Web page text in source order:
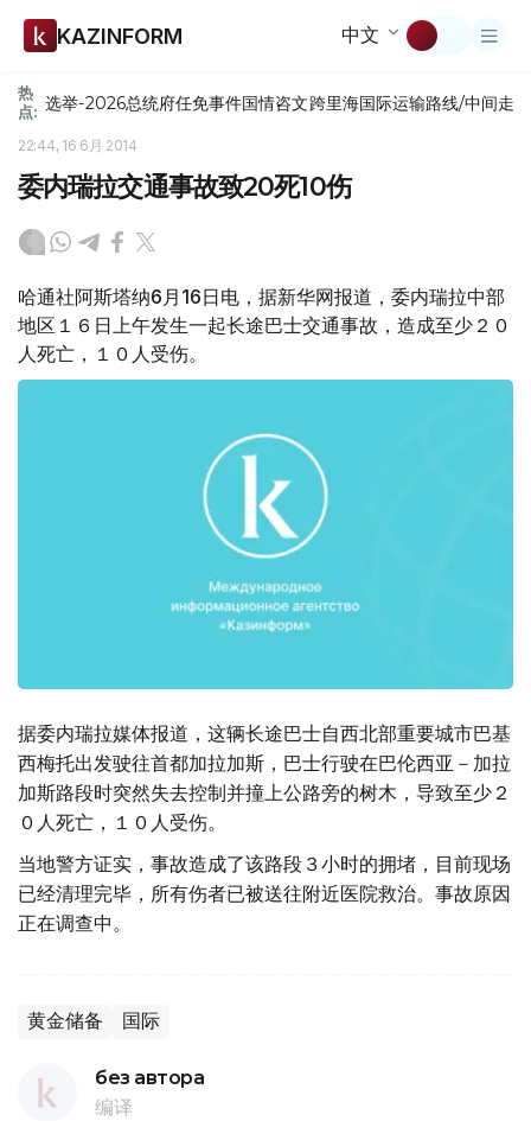
KAZINFORM 中文
热
点: 选举-2026总统府任免事件国情咨文跨里海国际运输路线/中间走廊
22:44, 16 6月 2014
委内瑞拉交通事故致20死10伤
哈通社阿斯塔纳6月16日电，据新华网报道，委内瑞拉中部
地区１６日上午发生一起长途巴士交通事故，造成至少２０
人死亡，１０人受伤。
据委内瑞拉媒体报道，这辆长途巴士自西北部重要城市巴基
西梅托出发驶往首都加拉加斯，巴士行驶在巴伦西亚－加拉
加斯路段时突然失去控制并撞上公路旁的树木，导致至少２
０人死亡，１０人受伤。
当地警方证实，事故造成了该路段３小时的拥堵，目前现场
已经清理完毕，所有伤者已被送往附近医院救治。事故原因
正在调查中。
黄金储备 国际
без автора
编译